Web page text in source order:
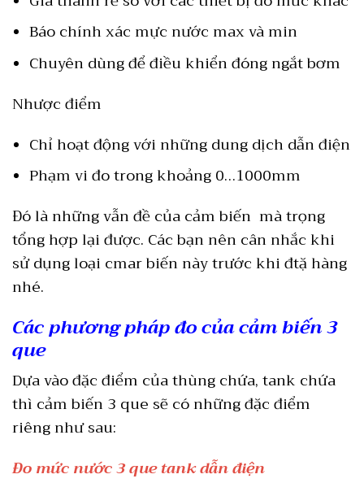
Báo chính xác mực nước max và min
Chuyên dùng để điều khiển đóng ngắt bơm
Nhược điểm
Chỉ hoạt động với những dung dịch dẫn điện
Phạm vi đo trong khoảng 0…1000mm
Đó là những vẫn đề của cảm biến mà trọng
tổng hợp lại được. Các bạn nên cân nhắc khi
sử dụng loại cmar biến này trước khi đtặ hàng
nhé.
Các phương pháp đo của cảm biến 3
que
Dựa vào đặc điểm của thùng chứa, tank chứa
thì cảm biến 3 que sẽ có những đặc điểm
riêng như sau:
Đo mức nước 3 que tank dẫn điện